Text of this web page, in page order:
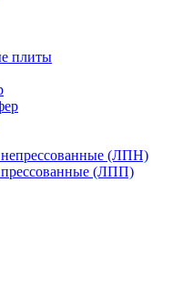
плиты
(ЛПН)
(ЛПП)